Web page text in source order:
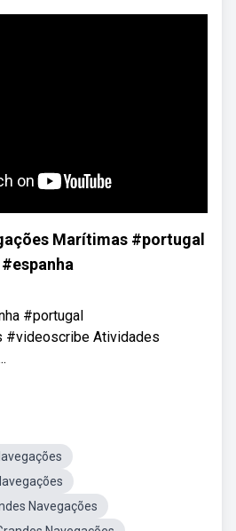
Marítimas #portugal
#espanha
#portugal
#videoscribe Atividades
Navegações